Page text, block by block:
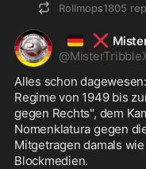
Rollmops1805
🇩🇪 ❌
@
Alles schon
Regime von 1949 bis
gegen Rechts", dem
Nomenklatura gegen
Mitgetragen damals
Blockmedien.